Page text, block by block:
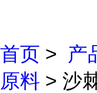
首页 > 产
原料 > 沙